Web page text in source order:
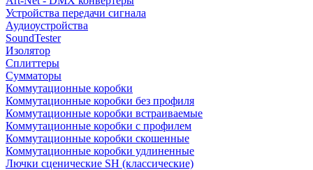
Устройства передачи сигнала
Аудиоустройства
SoundTester
Изолятор
Сплиттеры
Сумматоры
Коммутационные коробки
Коммутационные коробки без профиля
Коммутационные коробки встраиваемые
Коммутационные коробки с профилем
Коммутационные коробки скошенные
Коммутационные коробки удлиненные
Лючки сценические SH (классические)